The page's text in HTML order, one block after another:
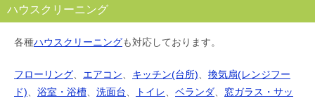
ハウスクリーニング
各種ハウスクリーニングも対応しております。
フローリング、 エアコン、 キッチン(台所)、 換気扇(レンジフー
ド)、 浴室・浴槽、 洗面台、 トイレ、 ベランダ、 窓ガラス・サッ